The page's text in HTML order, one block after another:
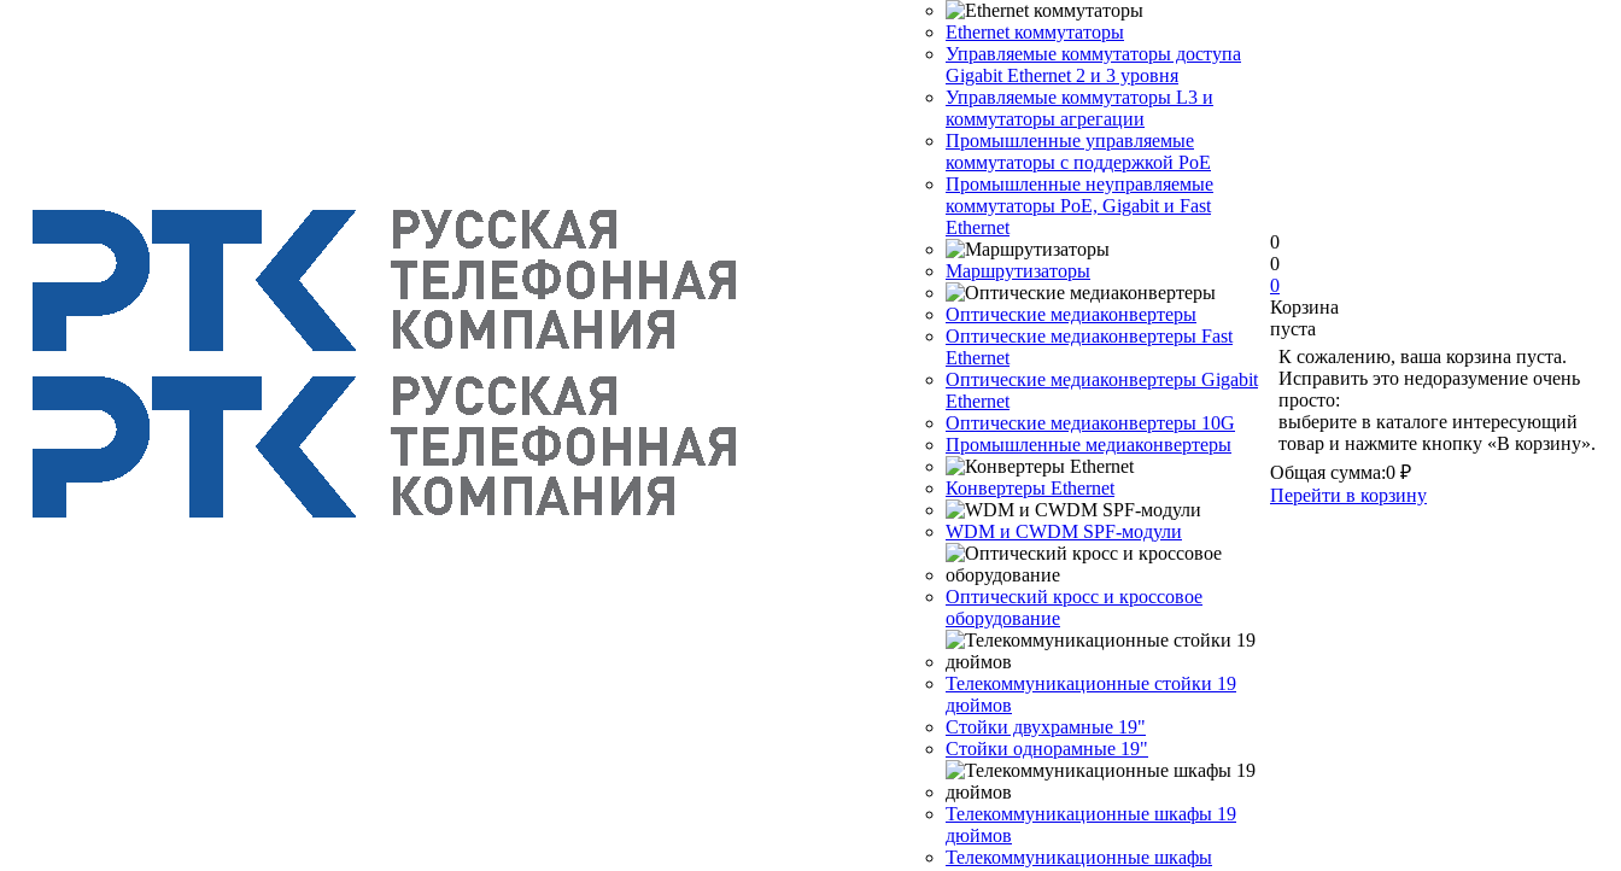
Ethernet коммутаторы
Управляемые коммутаторы доступа
Gigabit Ethernet 2 и 3 уровня
Управляемые коммутаторы L3 и
коммутаторы агрегации
Промышленные управляемые
коммутаторы с поддержкой PoE
Промышленные неуправляемые
коммутаторы PoE, Gigabit и Fast
Ethernet
Маршрутизаторы
Оптические медиаконвертеры
Оптические медиаконвертеры Fast
Ethernet
Оптические медиаконвертеры Gigabit
Ethernet
Оптические медиаконвертеры 10G
Промышленные медиаконвертеры
Конвертеры Ethernet
WDM и CWDM SPF-модули
Оптический кросс и кроссовое
оборудование
Телекоммуникационные стойки 19
дюймов
Стойки двухрамные 19"
Стойки однорамные 19"
Телекоммуникационные шкафы 19
дюймов
Телекоммуникационные шкафы
0
0
0
Корзина
пуста
К сожалению, ваша корзина пуста.
Исправить это недоразумение очень
просто:
выберите в каталоге интересующий
товар и нажмите кнопку «В корзину».
Общая сумма:0 ₽
Перейти в корзину